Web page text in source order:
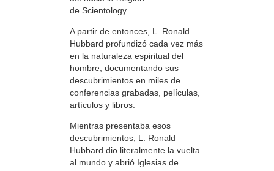
de Scientology.
A partir de entonces, L. Ronald
Hubbard profundizó cada vez más
en la naturaleza espiritual del
hombre, documentando sus
descubrimientos en miles de
conferencias grabadas, películas,
artículos y libros.
Mientras presentaba esos
descubrimientos, L. Ronald
Hubbard dio literalmente la vuelta
al mundo y abrió Iglesias de